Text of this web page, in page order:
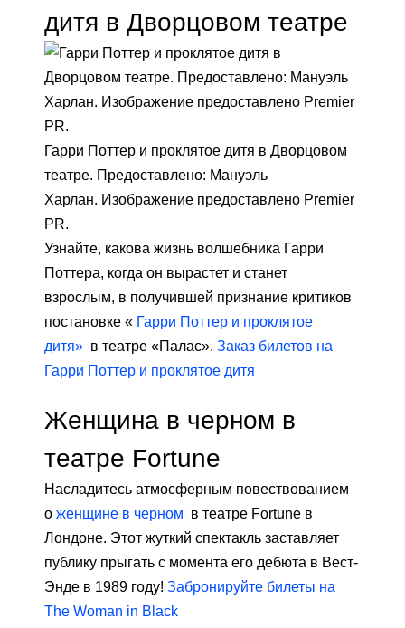
дитя в Дворцовом театре
Гарри Поттер и проклятое дитя в Дворцовом
театре. Предоставлено: Мануэль
Харлан. Изображение предоставлено Premier
PR.
Узнайте, какова жизнь волшебника Гарри
Поттера, когда он вырастет и станет
взрослым, в получившей признание критиков
постановке « Гарри Поттер и проклятое
дитя» в театре «Палас». Заказ билетов на
Гарри Поттер и проклятое дитя
Женщина в черном в
театре Fortune
Насладитесь атмосферным повествованием
о женщине в черном в театре Fortune в
Лондоне. Этот жуткий спектакль заставляет
публику прыгать с момента его дебюта в Вест-
Энде в 1989 году! Забронируйте билеты на
The Woman in Black